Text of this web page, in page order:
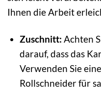
Ihnen die Arbeit
Zuschnitt: Achten
darauf, dass das
Verwenden Sie
Rollschneider für